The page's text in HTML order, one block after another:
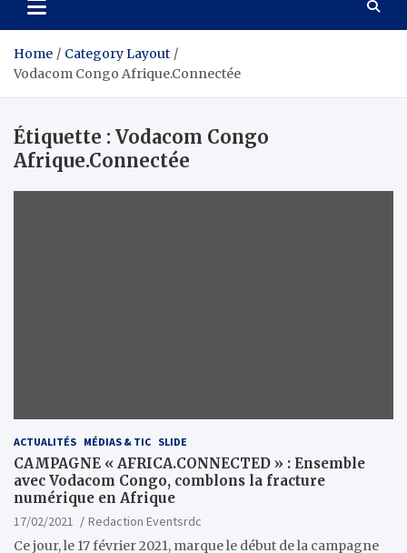
Home
Category Layout
Vodacom Congo Afrique.Connectée
Étiquette : Vodacom Congo
Afrique.Connectée
ACTUALITÉS MÉDIAS & TIC SLIDE
CAMPAGNE « AFRICA.CONNECTED » : Ensemble
avec Vodacom Congo, comblons la fracture
numérique en Afrique
17/02/2021
Redaction Eventsrdc
Ce jour, le 17 février 2021, marque le début de la campagne